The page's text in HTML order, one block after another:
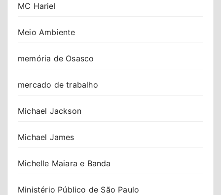
MC Hariel
Meio Ambiente
memória de Osasco
mercado de trabalho
Michael Jackson
Michael James
Michelle Maiara e Banda
Ministério Público de São Paulo